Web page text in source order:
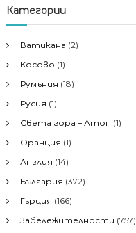
с
е
е
з
а
Категории
Ватикана (2)
Косово (1)
Румъния (18)
Русия (1)
Света гора – Атон (1)
Франция (1)
Англия (14)
България (372)
Гърция (166)
Забележителности (757)